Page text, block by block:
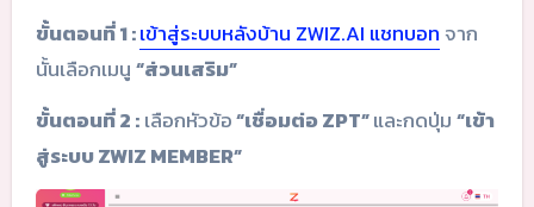
ขั้นตอนที่ 1 :เข้าสู่ระบบหลังบ้าน ZWIZ.AI แชทบอท จาก
นั้นเลือกเมนู“ส่วนเสริม”
ขั้นตอนที่ 2 :เลือกหัวข้อ“เชื่อมต่อ ZPT”และกดปุ่ม“เข้า
สู่ระบบ ZWIZ MEMBER”